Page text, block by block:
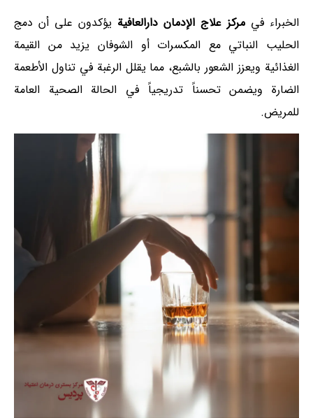
الخبراء في مركز علاج الإدمان دارالعافية يؤكدون على أن دمج
الحليب النباتي مع المكسرات أو الشوفان يزيد من القيمة
الغذائية ويعزز الشعور بالشبع، مما يقلل الرغبة في تناول الأطعمة
الضارة ويضمن تحسناً تدريجياً في الحالة الصحية العامة
للمريض.